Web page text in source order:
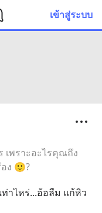
เข้าสู่ระบบ
เพราะอะไรคุณถึง
ง 🙂?
าไหร่...อ้อลืม แก้หิว